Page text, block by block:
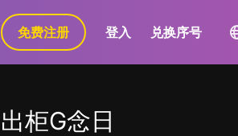
免费注册 登入 兑换序号
出柜G念日